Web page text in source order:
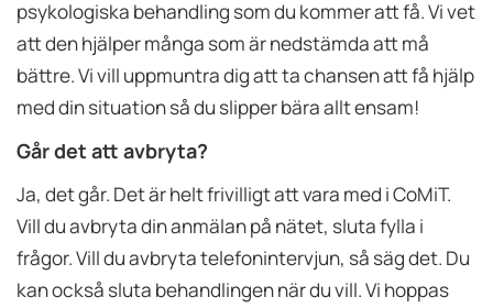
psykologiska behandling som du kommer att få. Vi vet
att den hjälper många som är nedstämda att må
bättre. Vi vill uppmuntra dig att ta chansen att få hjälp
med din situation så du slipper bära allt ensam!
Går det att avbryta?
Ja, det går. Det är helt frivilligt att vara med i CoMiT.
Vill du avbryta din anmälan på nätet, sluta fylla i
frågor. Vill du avbryta telefonintervjun, så säg det. Du
kan också sluta behandlingen när du vill. Vi hoppas